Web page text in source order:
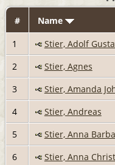
#
Name
1
Stier, Adolf
2
Stier, Agnes
3
Stier, Amanda
4
Stier, Andreas
5
Stier, Anna
6
Stier, Anna